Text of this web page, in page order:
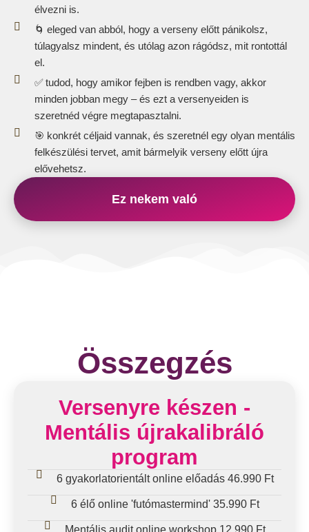
élvezni is.
🌀 eleged van abból, hogy a verseny előtt pánikolsz,
túlagyalsz mindent, és utólag azon rágódsz, mit rontottál
el.
✅ tudod, hogy amikor fejben is rendben vagy, akkor
minden jobban megy – és ezt a versenyeiden is
szeretnéd végre megtapasztalni.
🎯 konkrét céljaid vannak, és szeretnél egy olyan mentális
felkészülési tervet, amit bármelyik verseny előtt újra
elővehetsz.
Ez nekem való
Összegzés
Versenyre készen -
Mentális újrakalibráló
program
6 gyakorlatorientált online előadás 46.990 Ft
6 élő online 'futómastermind' 35.990 Ft
Mentális audit online workshop 12.990 Ft